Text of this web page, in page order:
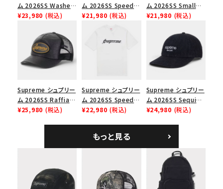
絞り込んで検索する
ム 2026SS Washed
Chino Twill Camp
ノツイル キャンプキャ
ップ ブラック
¥23,980 (税込)
ム 2026SS Speed
Tee スピードTシャツ
¥21,980 (税込)
ム 2026SS Small
Box Tee スモールボ
¥21,980 (税込)
Supreme シュプリー
ム 2026SS Raffia
Mesh Back 5-Panel
¥25,980 (税込)
Supreme シュプリー
ム 2026SS Speed
Tee スピードTシャツ
¥22,980 (税込)
Supreme シュプリー
ム 2026SS Sequin
Denim Classic
シックロゴ 6パネルキ
ャップ ブラック
¥24,980 (税込)
もっと見る